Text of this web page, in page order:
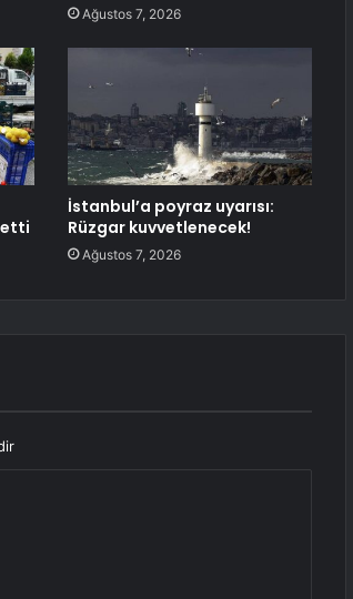
Ağustos 7, 2026
etti
İstanbul’a poyraz uyarısı:
Rüzgar kuvvetlenecek!
Ağustos 7, 2026